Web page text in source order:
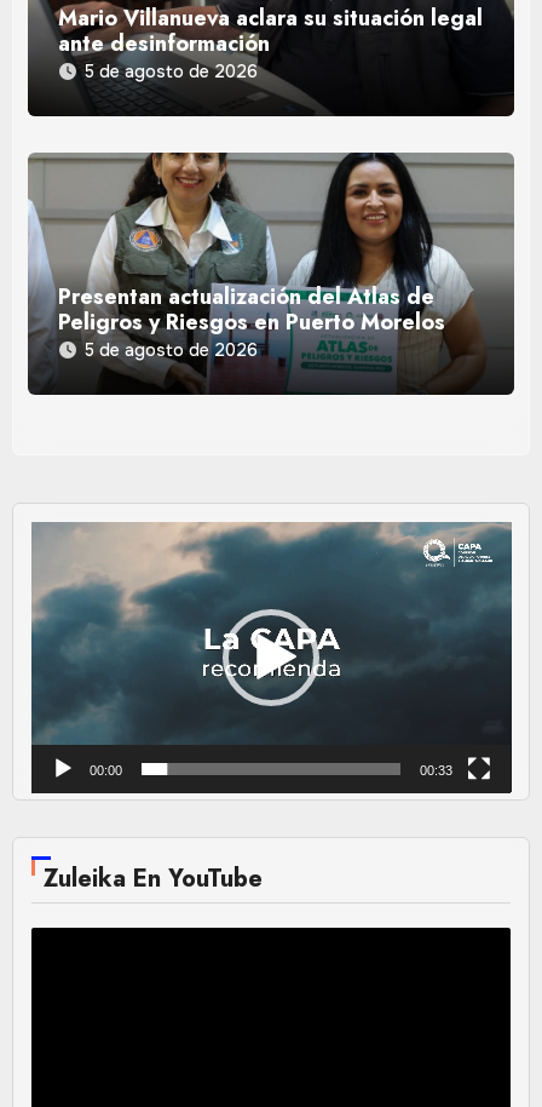
Mario Villanueva aclara su situación legal
ante desinformación
5 de agosto de 2026
Presentan actualización del Atlas de
Peligros y Riesgos en Puerto Morelos
5 de agosto de 2026
Reproductor
vídeo
00:00 00:33
Zuleika En YouTube